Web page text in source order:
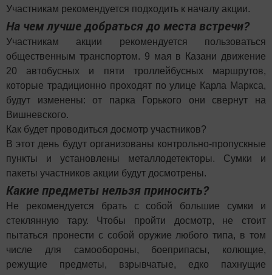
Участникам рекомендуется подходить к началу акции.
На чем лучше добраться до места встречи?
Участникам акции рекомендуется пользоваться
общественным транспортом. 9 мая в Казани движение
20 автобусных и пяти троллейбусных маршрутов,
которые традиционно проходят по улице Карла Маркса,
будут изменены: от парка Горького они свернут на
Вишневского.
Как будет проводиться досмотр участников?
В этот день будут организованы контрольно-пропускные
пункты и установлены металлодетекторы. Сумки и
пакеты участников акции будут досмотрены.
Какие предметы нельзя приносить?
Не рекомендуется брать с собой большие сумки и
стеклянную тару. Чтобы пройти досмотр, не стоит
пытаться пронести с собой оружие любого типа, в том
числе для самообороны, боеприпасы, колющие,
режущие предметы, взрывчатые, едко пахнущие